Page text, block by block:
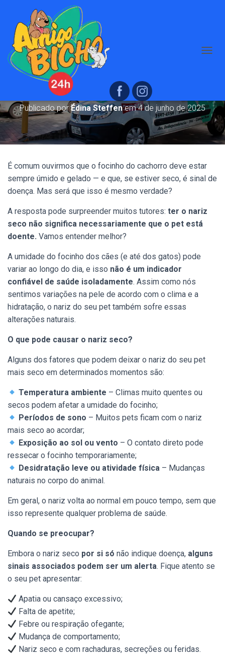
N
A
R
N
A
E
A
O
Nariz seco em pets: sempre indica
doença?
Publicado porÉdina Steffenem4 de junho de 2025
É comum ouvirmos que o focinho do cachorro deve estar
sempre úmido e gelado — e que, se estiver seco, é sinal de
doença. Mas será que isso é mesmo verdade?
A resposta pode surpreender muitos tutores: ter o nariz
seco não significa necessariamente que o pet está
doente. Vamos entender melhor?
A umidade do focinho dos cães (e até dos gatos) pode
variar ao longo do dia, e isso não é um indicador
confiável de saúde isoladamente. Assim como nós
sentimos variações na pele de acordo com o clima e a
hidratação, o nariz do seu pet também sofre essas
alterações naturais.
O que pode causar o nariz seco?
Alguns dos fatores que podem deixar o nariz do seu pet
mais seco em determinados momentos são:
Temperatura ambiente – Climas muito quentes ou
secos podem afetar a umidade do focinho;
Períodos de sono – Muitos pets ficam com o nariz
mais seco ao acordar;
Exposição ao sol ou vento – O contato direto pode
ressecar o focinho temporariamente;
Desidratação leve ou atividade física – Mudanças
naturais no corpo do animal.
Em geral, o nariz volta ao normal em pouco tempo, sem que
isso represente qualquer problema de saúde.
Quando se preocupar?
Embora o nariz seco por si só não indique doença, alguns
sinais associados podem ser um alerta. Fique atento se
o seu pet apresentar:
Apatia ou cansaço excessivo;
Falta de apetite;
Febre ou respiração ofegante;
Mudança de comportamento;
Nariz seco e com rachaduras, secreções ou feridas.